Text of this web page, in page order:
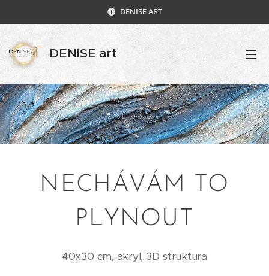
DENISE ART
DENISE art
NECHÁVÁM TO
PLYNOUT
40x30 cm, akryl, 3D struktura